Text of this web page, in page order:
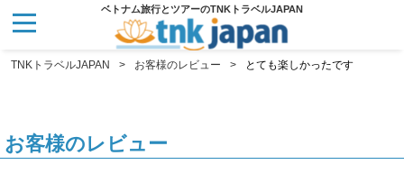
ベトナム旅行とツアーのTNKトラベルJAPAN
TNKトラベルJAPAN お客様のレビュー とても楽しかったです
お客様のレビュー